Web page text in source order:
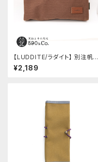
【LUDDITE/ラダイト】 別注帆布
ベンディペンケース (コーヒー)
¥2,189